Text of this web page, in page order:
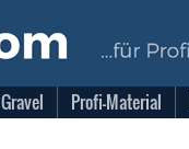
Gravel Profi-Material